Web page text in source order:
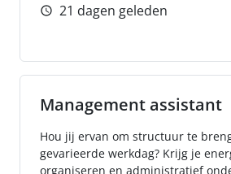
21 dagen geleden
Management assistant
Hou jij ervan om structuur te
gevarieerde werkdag? Krijg je
organiseren en administratief